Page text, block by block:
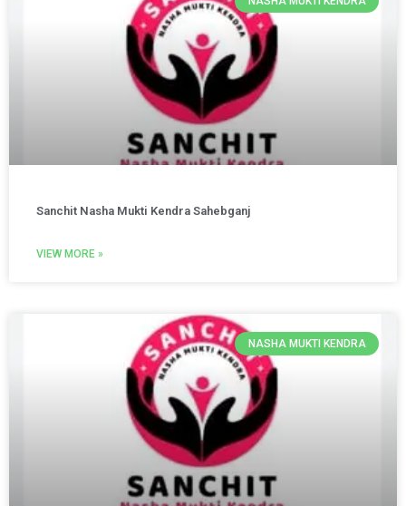
Sanchit Nasha Mukti Kendra Sahebganj
VIEW MORE »
NASHA MUKTI KENDRA